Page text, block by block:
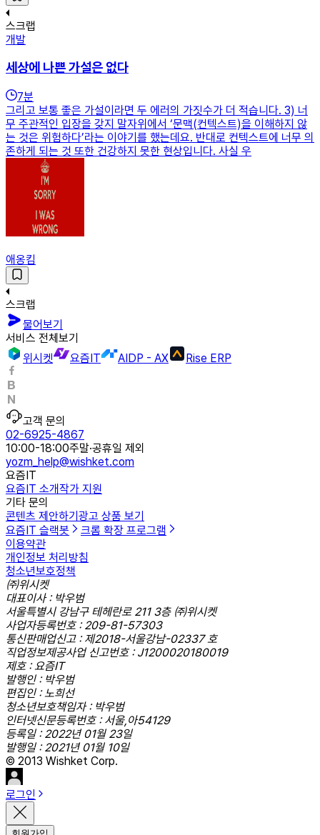
스크랩
개발
세상에 나쁜 가설은 없다
7분
그리고 보통 좋은 가설이라면 두 에러의 가짓수가 더 적습니다. 3) 너
무 주관적인 입장을 갖지 말자위에서 ‘문맥(컨텍스트)을 이해하지 않
는 것은 위험하다’라는 이야기를 했는데요. 반대로 컨텍스트에 너무 의
존하게 되는 것 또한 건강하지 못한 현상입니다. 사실 우
애옹킴
스크랩
물어보기
서비스 전체보기
위시켓
요즘IT AIDP - AX Rise ERP
고객 문의
02-6925-4867
10:00-18:00주말·공휴일 제외
yozm_help@wishket.com
요즘IT
요즘IT 소개작가 지원
기타 문의
콘텐츠 제안하기 광고 상품 보기
요즘IT 슬랙봇
크롬 확장 프로그램
이용약관
개인정보 처리방침
청소년보호정책
㈜위시켓
대표이사 : 박우범
서울특별시 강남구 테헤란로 211 3층 ㈜위시켓
사업자등록번호 : 209-81-57303
통신판매업신고 : 제2018-서울강남-02337 호
직업정보제공사업 신고번호 : J1200020180019
제호 : 요즘IT
발행인 : 박우범
편집인 : 노희선
청소년보호책임자 : 박우범
인터넷신문등록번호 : 서울,아54129
등록일 : 2022년 01월 23일
발행일 : 2021년 01월 10일
© 2013 Wishket Corp.
로그인